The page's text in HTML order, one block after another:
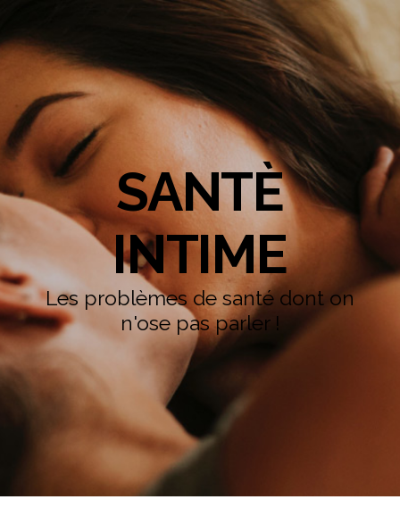
SANTÈ
INTIME
Les problèmes de santé dont on
n'ose pas parler !